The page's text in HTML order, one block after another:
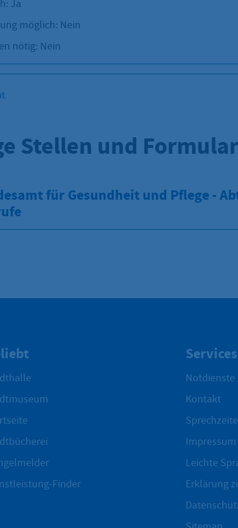
Ja
möglich: Nein
nötig: Nein
Stellen und
für Gesundheit und Pflege -
Finder
Services
Notdienste
Kontakt
Impressum
Leichte
Erklärung